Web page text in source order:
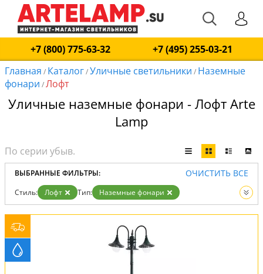
+7 (800) 775-63-32
+7 (495) 255-03-21
Главная / Каталог/Уличные светильники / Наземные
фонари /Лофт
Уличные наземные фонари - Лофт Arte
Lamp
ВЫБРАННЫЕ ФИЛЬТРЫ: ОЧИСТИТЬ ВСЕ
Стиль: Лофт Тип:
Наземные фонари
Вид:
Уличные светильники